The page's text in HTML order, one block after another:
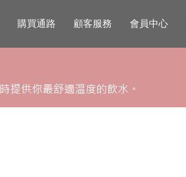
購買通路 顧客服務 會員中心